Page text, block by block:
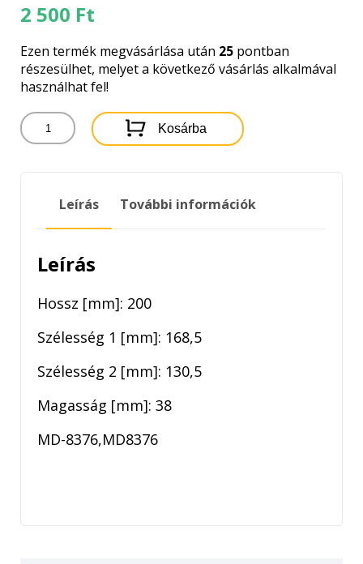
2 500 Ft
Ezen termék megvásárlása után 25 pontban
részesülhet, melyet a következő vásárlás alkalmával
használhat fel!
AP150/1
FILTRON
Kosárba
Leírás További információk
Leírás
Hossz [mm]: 200
Szélesség 1 [mm]: 168,5
Szélesség 2 [mm]: 130,5
Magasság [mm]: 38
MD-8376,MD8376